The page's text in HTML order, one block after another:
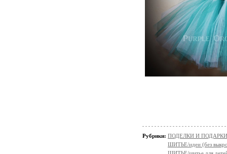
Рубрики: ПОДЕЛКИ И ПОДАРКИ
ШИТЬЕ/идеи (без